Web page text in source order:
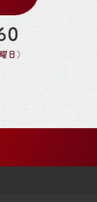
日）